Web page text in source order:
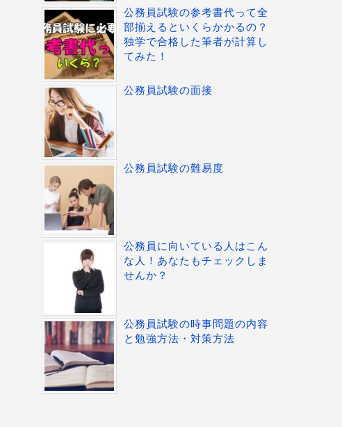
公務員試験の参考書代って全
部揃えるといくらかかるの？
独学で合格した筆者が計算し
てみた！
公務員試験の面接
公務員試験の難易度
公務員に向いている人はこん
な人！あなたもチェックしま
せんか？
公務員試験の時事問題の内容
と勉強方法・対策方法